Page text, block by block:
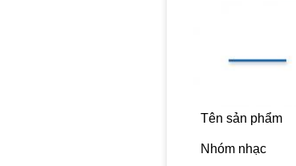
Tên sản phẩm
Nhóm nhạc